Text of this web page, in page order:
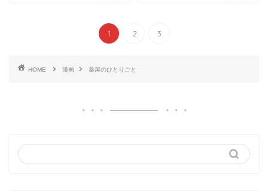
1 2 3
HOME 漫画 薬屋のひとりごと